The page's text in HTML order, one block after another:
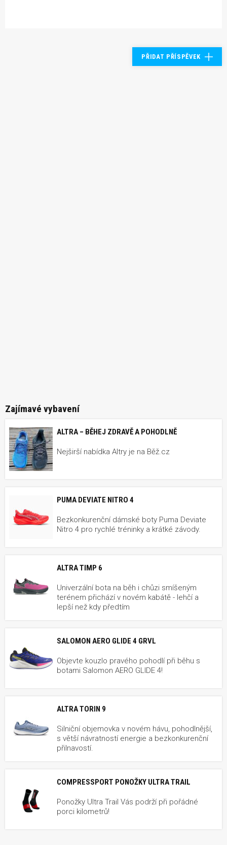
PŘIDAT PŘÍSPĚVEK
Zajímavé vybavení
ALTRA – BĚHEJ ZDRAVĚ A POHODLNĚ
Nejširší nabídka Altry je na Běž.cz
PUMA DEVIATE NITRO 4
Bezkonkurenční dámské boty Puma Deviate
Nitro 4 pro rychlé tréninky a krátké závody.
ALTRA TIMP 6
Univerzální bota na běh i chůzi smíšeným
terénem přichází v novém kabátě - lehčí a
lepší než kdy předtím
SALOMON AERO GLIDE 4 GRVL
Objevte kouzlo pravého pohodlí při běhu s
botami Salomon AERO GLIDE 4!
ALTRA TORIN 9
Silniční objemovka v novém hávu, pohodlnější,
s větší návratností energie a bezkonkurenční
přilnavostí.
COMPRESSPORT PONOŽKY ULTRA TRAIL
Ponožky Ultra Trail Vás podrží při pořádné
porci kilometrů!